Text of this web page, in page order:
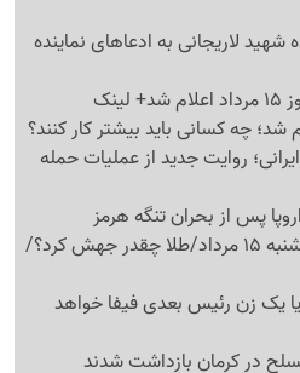
لاریجانی به ادعاهای نماینده
چه کسانی باید بیشتر کار کنند؟
3 خلبان ایرانی؛ روایت جدید از عملیات حمله
پس از بحران تنگه هرمز
قیمت طلا و سکه امروز پنجشنبه 15 مرداد/طلا چقدر جهش کرد؟/
آیا یک زن رئیس بعدی فیفا خواهد